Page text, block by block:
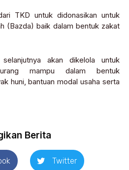
TKD untuk didonasikan untuk
(Bazda) baik dalam bentuk zakat
akan dikelola untuk
mampu dalam bentuk
huni, bantuan modal usaha serta
Berita
Twitter